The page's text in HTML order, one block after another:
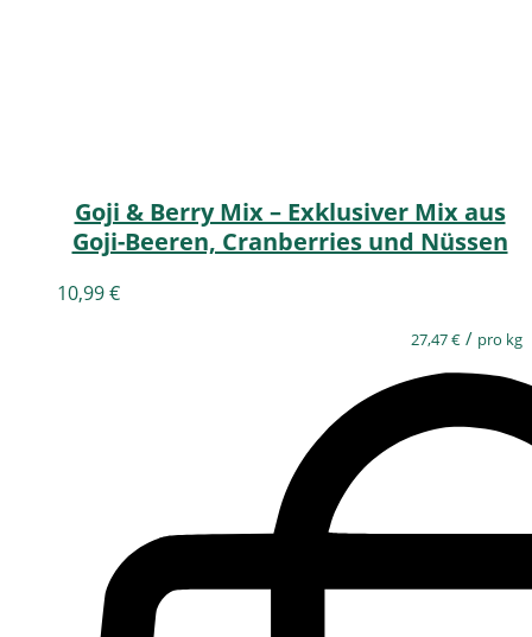
Goji & Berry Mix – Exklusiver Mix aus
Goji-Beeren, Cranberries und Nüssen
10,99€
27,47€ / pro kg